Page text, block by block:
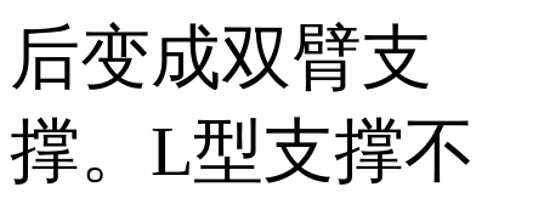
后变成双臂支
撑。L型支撑不